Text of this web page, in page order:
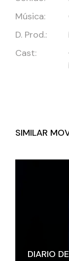
Música:
D. Prod.:
Cast:
SIMILAR
DIARIO